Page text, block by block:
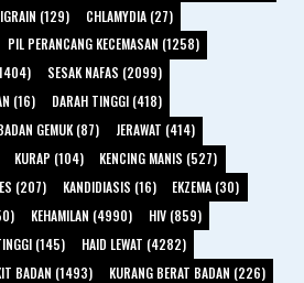
(129)
CHLAMYDIA (27)
PIL PERANCANG KECEMASAN (1258)
SESAK NAFAS (2099)
(16)
DARAH TINGGI (418)
GEMUK (87)
JERAWAT (414)
KURAP (104)
KENCING MANIS (527)
(207) KANDIDIASIS (16)
EKZEMA (30)
KEHAMILAN (4990)
HIV (859)
(145)
HAID LEWAT (4282)
BADAN (1493)
KURANG BERAT BADAN (226)